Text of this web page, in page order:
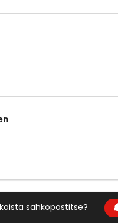
sähköpostitse?